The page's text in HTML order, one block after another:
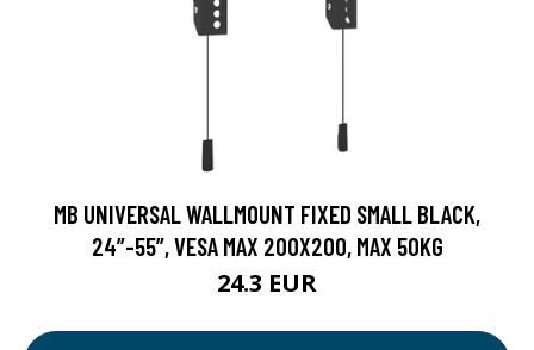
MB UNIVERSAL WALLMOUNT FIXED SMALL BLACK,
24”-55”, VESA MAX 200X200, MAX 50KG
24.3 EUR